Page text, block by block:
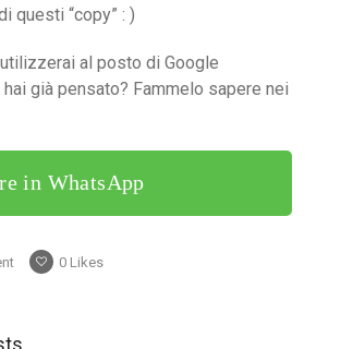
questi “copy” : )
al posto di Google
già pensato? Fammelo sapere nei
in WhatsApp
0 Likes